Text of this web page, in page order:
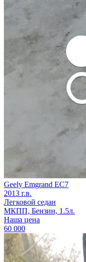
Geely Emgrand EC7
2013 г.в.
Легковой седан
МКПП, Бензин, 1.5л.
Наша цена
60 000